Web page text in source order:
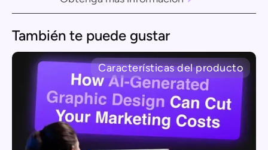
También te puede gustar
Características del producto